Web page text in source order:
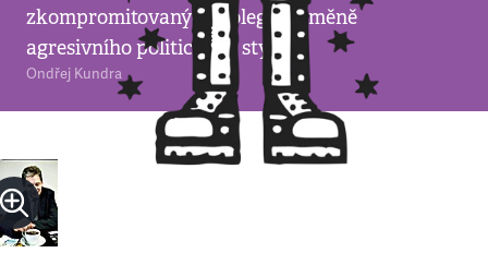
zkompromitovaných kolegů a změně
agresivního politického stylu.
Ondřej Kundra